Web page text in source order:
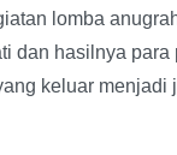
lomba
dan hasilnya para
keluar menjadi